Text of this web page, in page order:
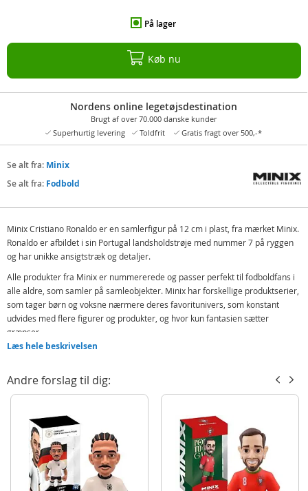
På lager
Køb nu
Nordens online legetøjsdestination
Brugt af over 70.000 danske kunder
Superhurtig levering
Toldfrit Gratis fragt over 500,-*
Se alt fra: Minix
Se alt fra: Fodbold
Minix Cristiano Ronaldo er en samlerfigur på 12 cm i plast, fra mærket Minix.
Ronaldo er afbildet i sin Portugal landsholdstrøje med nummer 7 på ryggen
og har unikke ansigtstræk og detaljer.
Alle produkter fra Minix er nummererede og passer perfekt til fodboldfans i
alle aldre, som samler på samleobjekter. Minix har forskellige produktserier,
som tager børn og voksne nærmere deres favoritunivers, som konstant
udvides med flere figurer og produkter, og hvor kun fantasien sætter
grænser.
Indeholder:
Detaljer:
Materiale: plast
Alder: fra 8 år
Produktdetaljer
8436605118031
Læs hele beskrivelsen
Andre forslag til dig: